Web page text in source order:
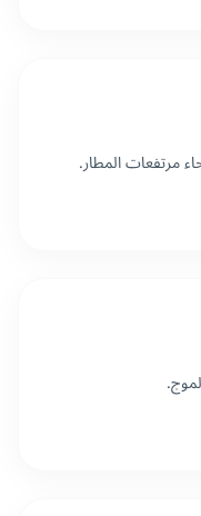
مرتفعات المطار.